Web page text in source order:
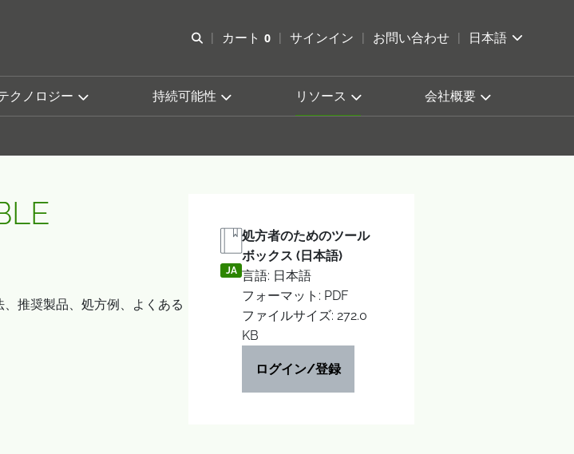
検索を開く
カート 0
カートを確認する
サインイン お問い合わせ 日本語
クノロジー 持続可能性 リソース 会社概要
推奨製品、処方例、よくある
JA
処方者のためのツール
ボックス (日本語)
言語: 日本語
フォーマット: PDF
ファイルサイズ: 272.0
KB
ログイン/登録